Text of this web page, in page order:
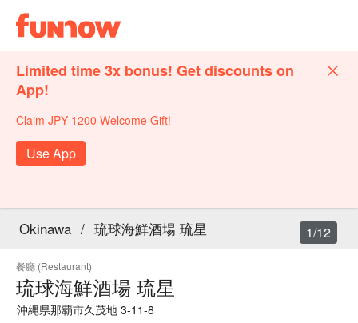
Limited time 3x bonus! Get discounts on
App!
Claim JPY 1200 Welcome Gift!
Use App
Okinawa / 琉球海鮮酒場 琉星
餐廳 (Restaurant)
琉球海鮮酒場 琉星
沖縄県那覇市久茂地 3-11-8
1/12